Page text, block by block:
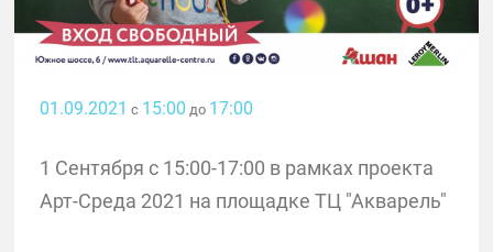
01.09.2021 с 15:00 до 17:00
1 Сентября с 15:00-17:00 в рамках проекта
Арт-Среда 2021 на площадке ТЦ "Акварель"